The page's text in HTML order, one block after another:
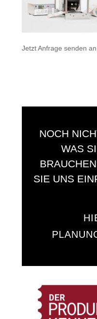
Jetzt Anfrage senden an
NOCH
WAS
SIE UNS